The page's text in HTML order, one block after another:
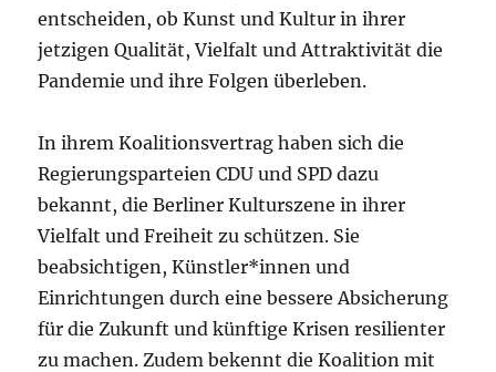
entscheiden, ob Kunst und Kultur in ihrer
jetzigen Qualität, Vielfalt und Attraktivität die
Pandemie und ihre Folgen überleben.
In ihrem Koalitionsvertrag haben sich die
Regierungsparteien CDU und SPD dazu
bekannt, die Berliner Kulturszene in ihrer
Vielfalt und Freiheit zu schützen. Sie
beabsichtigen, Künstler*innen und
Einrichtungen durch eine bessere Absicherung
für die Zukunft und künftige Krisen resilienter
zu machen. Zudem bekennt die Koalition mit